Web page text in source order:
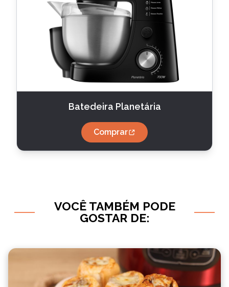
Batedeira Planetária
Comprar
VOCÊ TAMBÉM PODE
GOSTAR DE: